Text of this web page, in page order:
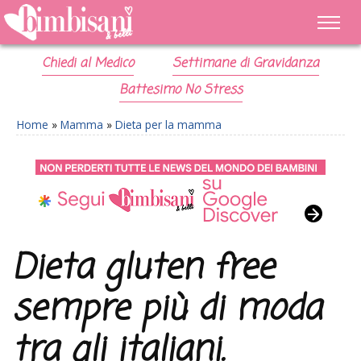
Chiedi al Medico
Settimane di Gravidanza
Battesimo No Stress
Home » Mamma » Dieta per la mamma
Dieta gluten free
sempre più di moda